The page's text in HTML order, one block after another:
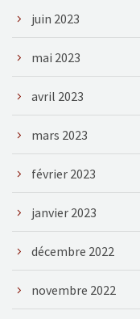
juin 2023
mai 2023
avril 2023
mars 2023
février 2023
janvier 2023
décembre 2022
novembre 2022